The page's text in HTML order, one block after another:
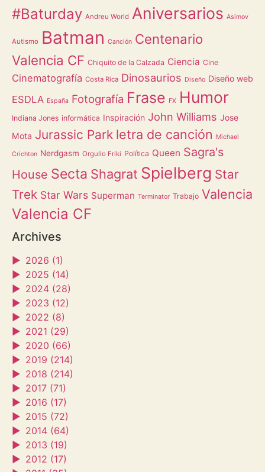
#Baturday Andreu World Aniversarios Asimov
Autismo Batman Canción Centenario
Valencia CF Chiquito de la Calzada Ciencia Cine
Cinematografía Costa Rica Dinosaurios Diseño Diseño web
ESDLA España Fotografía Frase FX Humor
Indiana Jones informática Inspiración John Williams Jose
Mota Jurassic Park letra de canción Michael
Crichton Nerdgasm Orgullo Friki Política Queen Sagra's
House Secta Shagrat Spielberg Star
Trek Star Wars Superman Terminator Trabajo Valencia
Valencia CF
Archives
► 2026 (1)
► 2025 (14)
► 2024 (28)
► 2023 (12)
► 2022 (8)
► 2021 (29)
► 2020 (66)
► 2019 (214)
► 2018 (214)
► 2017 (71)
► 2016 (17)
► 2015 (72)
► 2014 (64)
► 2013 (19)
► 2012 (17)